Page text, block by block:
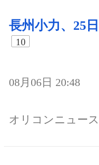
長州小力、25
10
08月06日 20:48
オリコンニュース